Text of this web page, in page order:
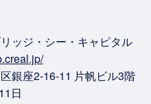
ッジ・シー・キャピタル
銀座2-16-11 片帆ビル3階
日